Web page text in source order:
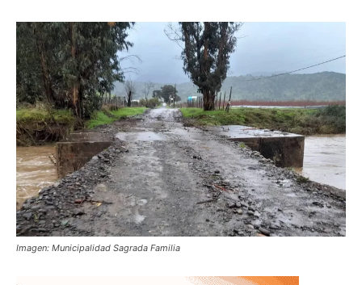
Imagen: Municipalidad Sagrada Familia